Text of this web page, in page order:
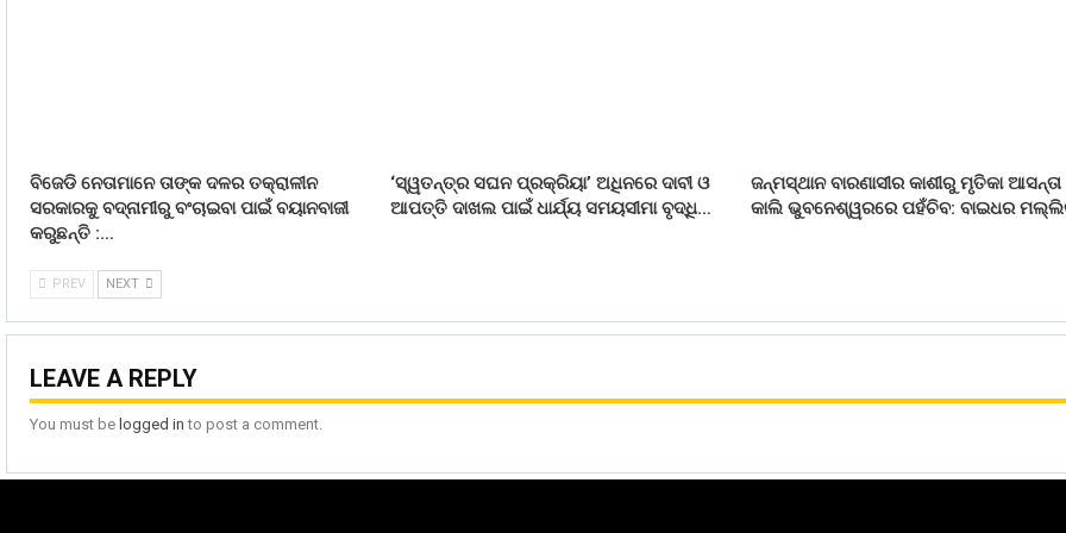
ବିଜେଡି ନେତାମାନେ ତାଙ୍କ ଦଳର ତକ୍ରାଳୀନ
ସରକାରକୁ ବଦ୍ନାମୀରୁ ବଂଚାଇବା ପାଇଁ ବୟାନବାଜୀ
କରୁଛନ୍ତି :…
‘ସ୍ୱତନ୍ତ୍ର ସଘନ ପ୍ରକ୍ରିୟା’ ଅଧିନରେ ଦାବୀ ଓ
ଆପତ୍ତି ଦାଖଲ ପାଇଁ ଧାର୍ଯ୍ୟ ସମୟସୀମା ବୃଦ୍ଧି…
ଜନ୍ମସ୍ଥାନ ବାରଣାସୀର କାଶୀରୁ ମୃତିକା ଆସନ୍ତା
କାଲି ଭୁବନେଶ୍ୱରରେ ପହଁଚିବ: ବାଇଧର
PREV NEXT
LEAVE A REPLY
You must be logged in to post a comment.